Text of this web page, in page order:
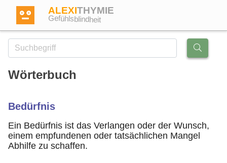
ALEXITHYMIE
Gefühlsblindheit
Dictionary
Wörterbuch
Bedürfnis
Ein Bedürfnis ist das Verlangen oder der Wunsch,
einem empfundenen oder tatsächlichen Mangel
Abhilfe zu schaffen.